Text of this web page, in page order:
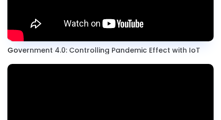
Government 4.0: Controlling Pandemic Effect with IoT